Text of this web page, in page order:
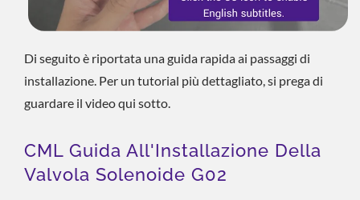
Di seguito è riportata una guida rapida ai passaggi di
installazione. Per un tutorial più dettagliato, si prega di
guardare il video qui sotto.
CML Guida All'Installazione Della
Valvola Solenoide G02